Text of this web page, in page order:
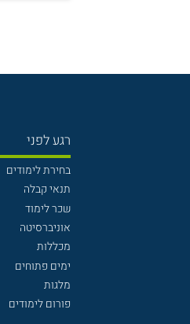
רגע לפני
בחירת לימודים
תנאי קבלה
שכר לימוד
אוניברסיטה
מכללות
ימים פתוחים
מלגות
פורום לימודים